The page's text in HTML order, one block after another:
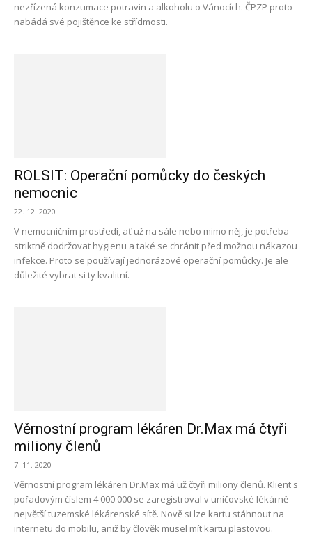
nezřízená konzumace potravin a alkoholu o Vánocích. ČPZP proto
nabádá své pojištěnce ke střídmosti.
ROLSIT: Operační pomůcky do českých
nemocnic
22. 12. 2020
V nemocničním prostředí, ať už na sále nebo mimo něj, je potřeba
striktně dodržovat hygienu a také se chránit před možnou nákazou
infekce. Proto se používají jednorázové operační pomůcky. Je ale
důležité vybrat si ty kvalitní.
Věrnostní program lékáren Dr.Max má čtyři
miliony členů
7. 11. 2020
Věrnostní program lékáren Dr.Max má už čtyři miliony členů. Klient s
pořadovým číslem 4 000 000 se zaregistroval v uničovské lékárně
největší tuzemské lékárenské sítě. Nově si lze kartu stáhnout na
internetu do mobilu, aniž by člověk musel mít kartu plastovou.